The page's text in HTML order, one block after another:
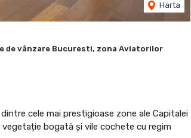
Harta
de vânzare Bucuresti, zona Aviatorilor
cele mai prestigioase zone ale Capitalei
bogată și vile cochete cu regim